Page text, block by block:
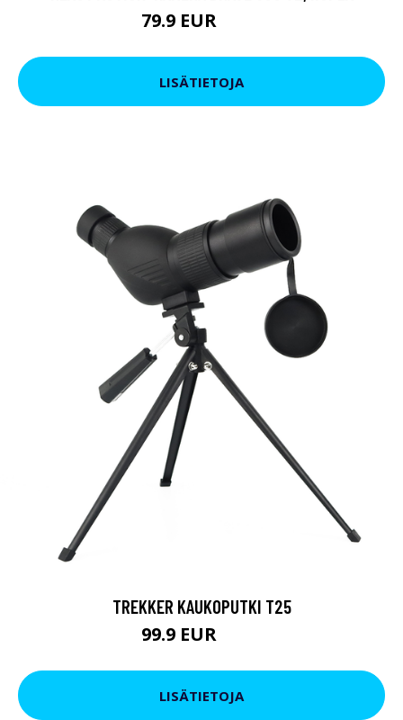
79.9 EUR
LISÄTIETOJA
TREKKER KAUKOPUTKI T25
99.9 EUR
LISÄTIETOJA